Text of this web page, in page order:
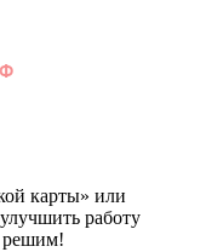
карты» или
работу